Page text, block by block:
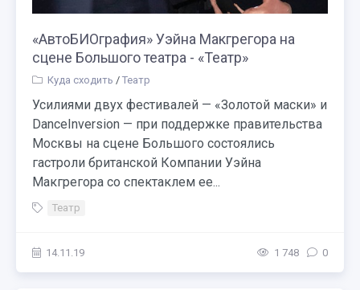
«АвтоБИОграфия» Уэйна Макгрегора на
сцене Большого театра - «Театр»
Куда сходить / Театр
Усилиями двух фестивалей — «Золотой маски» и
DanceInversion — при поддержке правительства
Москвы на сцене Большого состоялись
гастроли британской Компании Уэйна
Макгрегора со спектаклем ее...
Театр
14.11.19 1 748 0